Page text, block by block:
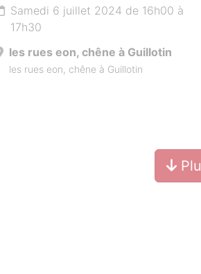
Samedi 6 juillet 2024 de 16h00 à
17h30
les rues eon, chêne à Guillotin
les rues eon, chêne à Guillotin